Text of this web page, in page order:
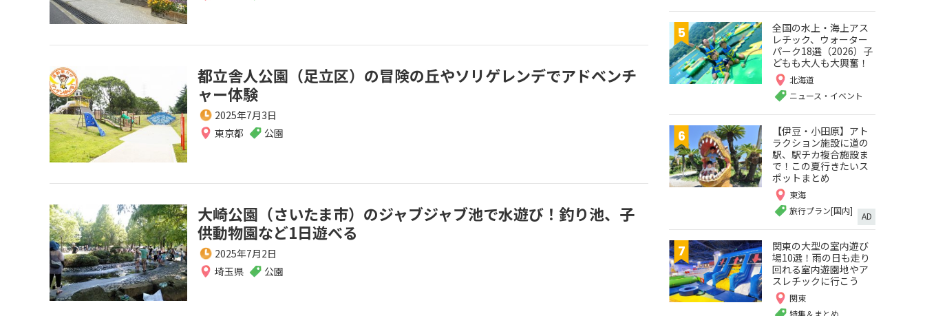
都立舎人公園（足立区）の冒険の丘やソリゲレンデでアドベンチ
ャー体験
2025年7月3日
東京都
公園
大崎公園（さいたま市）のジャブジャブ池で水遊び！釣り池、子
供動物園など1日遊べる
2025年7月2日
埼玉県
公園
全国の水上・海上アス
レチック、ウォーター
パーク18選（2026）子
どもも大人も大興奮！
北海道
ニュース・イベント
【伊豆・小田原】アト
ラクション施設に道の
駅、駅チカ複合施設ま
で！この夏行きたいス
ポットまとめ
東海
旅行プラン[国内]
AD
関東の大型の室内遊び
場10選！雨の日も走り
回れる室内遊園地やア
スレチックに行こう
関東
特集＆まとめ